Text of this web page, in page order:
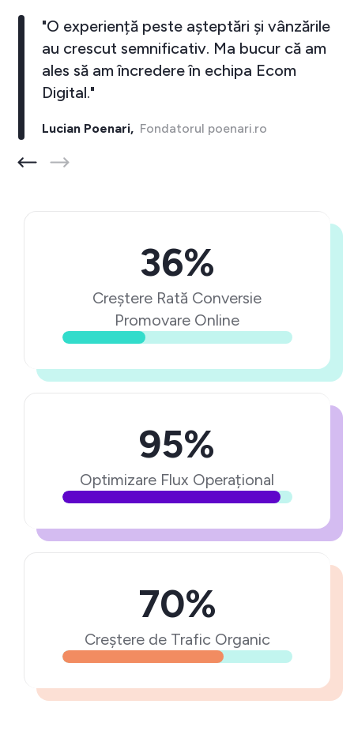
"O experiență peste așteptări și vânzările
au crescut semnificativ. Ma bucur că am
ales să am încredere în echipa Ecom
Digital."
Lucian Poenari,Fondatorul poenari.ro
36%
Creștere Rată Conversie
Promovare Online
95%
Optimizare Flux Operațional
70%
Creștere de Trafic Organic